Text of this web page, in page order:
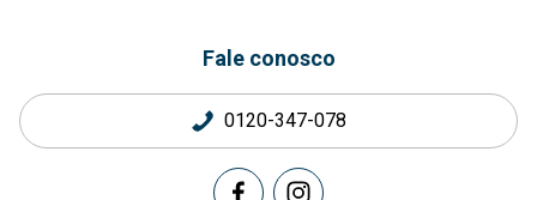
Fale conosco
0120-347-078